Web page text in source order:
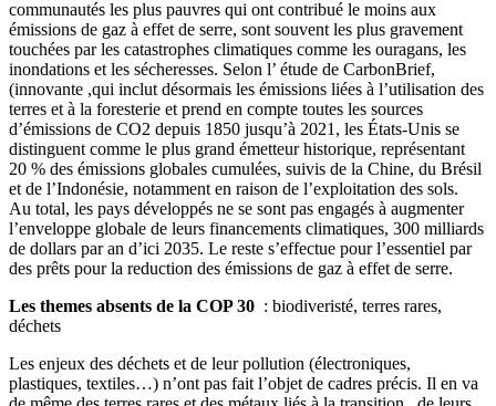
communautés les plus pauvres qui ont contribué le moins aux
émissions de gaz à effet de serre, sont souvent les plus gravement
touchées par les catastrophes climatiques comme les ouragans, les
inondations et les sécheresses. Selon l’ étude de CarbonBrief,
(innovante ,qui inclut désormais les émissions liées à l’utilisation des
terres et à la foresterie et prend en compte toutes les sources
d’émissions de CO2 depuis 1850 jusqu’à 2021, les États-Unis se
distinguent comme le plus grand émetteur historique, représentant
20 % des émissions globales cumulées, suivis de la Chine, du Brésil
et de l’Indonésie, notamment en raison de l’exploitation des sols.
Au total, les pays développés ne se sont pas engagés à augmenter
l’enveloppe globale de leurs financements climatiques, 300 milliards
de dollars par an d’ici 2035. Le reste s’effectue pour l’essentiel par
des prêts pour la reduction des émissions de gaz à effet de serre.
Les themes absents de la COP 30 : biodiveristé, terres rares,
déchets
Les enjeux des déchets et de leur pollution (électroniques,
plastiques, textiles…) n’ont pas fait l’objet de cadres précis. Il en va